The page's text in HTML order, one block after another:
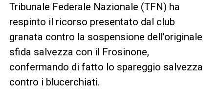
Tribunale Federale Nazionale (TFN) ha
respinto il ricorso presentato dal club
granata contro la sospensione dell’originale
sfida salvezza con il Frosinone,
confermando di fatto lo spareggio salvezza
contro i blucerchiati.